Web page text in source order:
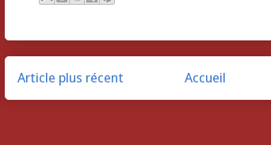
Article plus récent Accueil